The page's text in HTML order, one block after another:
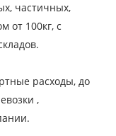
частичных,
от 100кг, с
расходы, до
,